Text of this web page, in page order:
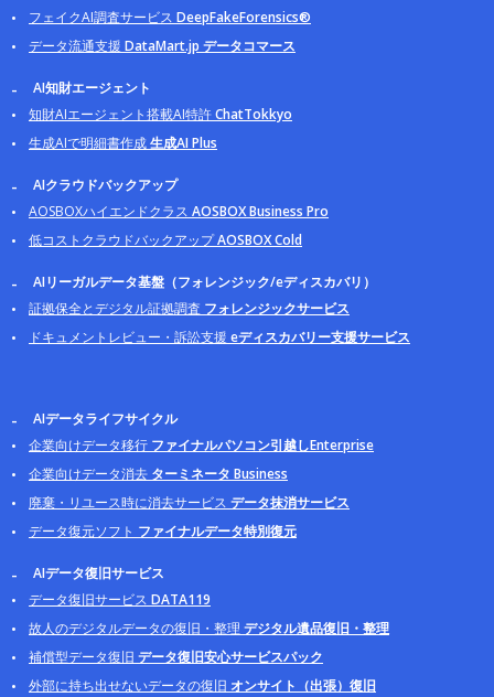
フェイクAI調査サービス DeepFakeForensics®
データ流通支援DataMart.jp データコマース
AI知財エージェント
知財AIエージェント搭載AI特許ChatTokkyo
生成AIで明細書作成生成AI Plus
AIクラウドバックアップ
AOSBOXハイエンドクラス AOSBOX Business Pro
低コストクラウドバックアップAOSBOX Cold
AIリーガルデータ基盤（フォレンジック/eディスカバリ）
証拠保全とデジタル証拠調査 フォレンジックサービス
ドキュメントレビュー・訴訟支援eディスカバリー支援サービス
AIデータライフサイクル
企業向けデータ移行 ファイナルパソコン引越しEnterprise
企業向けデータ消去 ターミネータ Business
廃棄・リユース時に消去サービス データ抹消サービス
データ復元ソフト ファイナルデータ特別復元
AIデータ復旧サービス
データ復旧サービス DATA119
故人のデジタルデータの復旧・整理デジタル遺品復旧・整理
補償型データ復旧 データ復旧安心サービスパック
外部に持ち出せないデータの復旧 オンサイト（出張）復旧